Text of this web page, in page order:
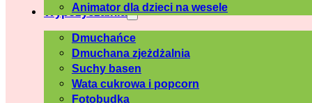
Animator dla dzieci na wesele
Wypożyczalnia
Dmuchańce
Dmuchana zjeżdżalnia
Suchy basen
Wata cukrowa i popcorn
Fotobudka